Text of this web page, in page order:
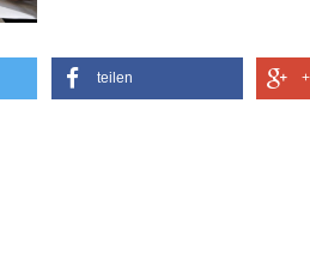
teilen